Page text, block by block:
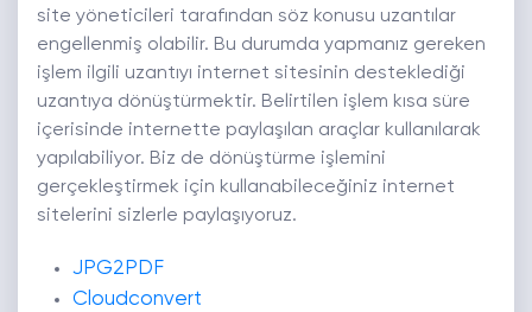
site yöneticileri tarafından söz konusu uzantılar
engellenmiş olabilir. Bu durumda yapmanız gereken
işlem ilgili uzantıyı internet sitesinin desteklediği
uzantıya dönüştürmektir. Belirtilen işlem kısa süre
içerisinde internette paylaşılan araçlar kullanılarak
yapılabiliyor. Biz de dönüştürme işlemini
gerçekleştirmek için kullanabileceğiniz internet
sitelerini sizlerle paylaşıyoruz.
JPG2PDF
Cloudconvert